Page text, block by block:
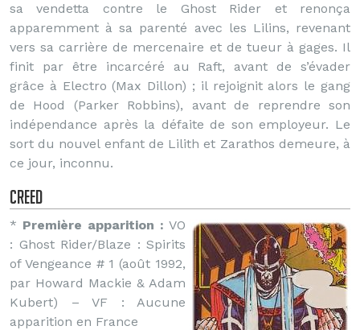
sa vendetta contre le Ghost Rider et renonça
apparemment à sa parenté avec les Lilins, revenant
vers sa carrière de mercenaire et de tueur à gages. Il
finit par être incarcéré au Raft, avant de s’évader
grâce à Electro (Max Dillon) ; il rejoignit alors le gang
de Hood (Parker Robbins), avant de reprendre son
indépendance après la défaite de son employeur. Le
sort du nouvel enfant de Lilith et Zarathos demeure, à
ce jour, inconnu.
Creed
* Première apparition : VO
: Ghost Rider/Blaze : Spirits
of Vengeance # 1 (août 1992,
par Howard Mackie & Adam
Kubert) – VF : Aucune
apparition en France